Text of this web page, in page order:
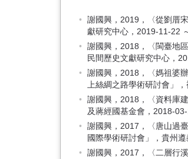
謝國興，2019，〈從劉厝
獻研究中心，2019-11-22
謝國興，2018，〈閩臺地
民間歷史文獻研究中心，
謝國興，2018，〈媽祖婆
上絲綢之路學術研討會」
謝國興，2018，〈資料庫
及蔣經國基金會，2018-
謝國興，2017，〈唐山過
國際學術研討會」，貴州
謝國興，2017，〈二層行